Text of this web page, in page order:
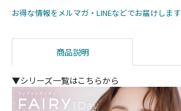
お得な情報をメルマガ・LINEなどでお届けします
商品説明
▼シリーズ一覧はこちらから